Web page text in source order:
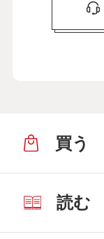
買う
読む